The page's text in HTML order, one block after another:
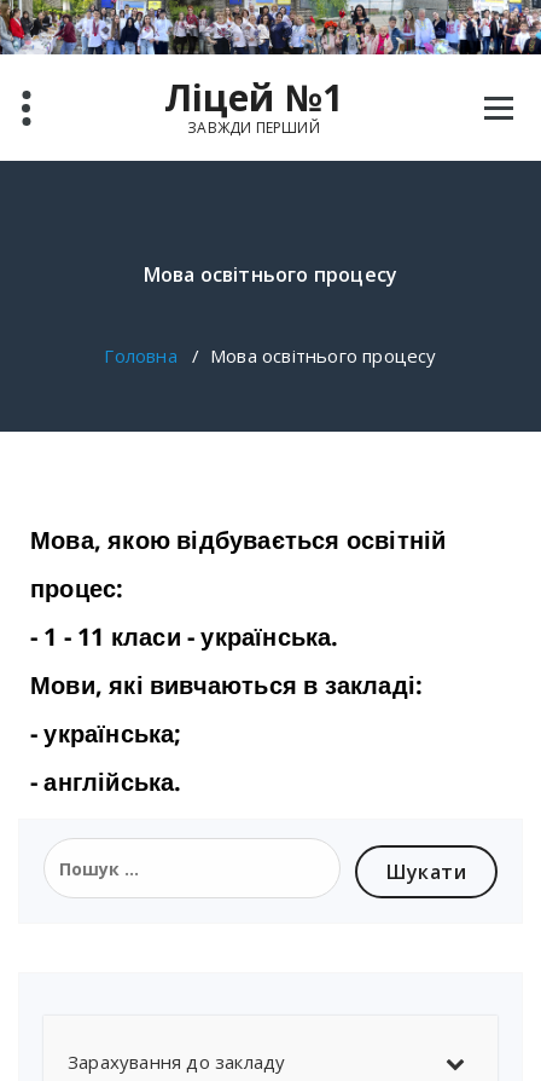
Ліцей №1
ЗАВЖДИ ПЕРШИЙ
Мова освітнього процесу
Головна / Мова освітнього процесу
Мова, якою відбувається освітній
процес:
- 1 - 11 класи - українська.
Мови, які вивчаються в закладі:
- українська;
- англійська.
Зарахування до закладу